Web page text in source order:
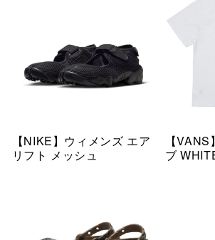
【NIKE】ウィメンズ エア
リフト メッシュ
【
ブ